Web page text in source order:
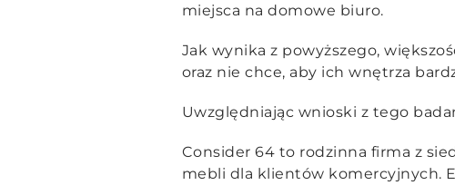
miejsca na domowe biuro.
Jak wynika z powyższego,
oraz nie chce, aby ich wnętrza
Uwzględniając wnioski z tego
Consider 64 to rodzinna firma z
mebli dla klientów komercyjnych.